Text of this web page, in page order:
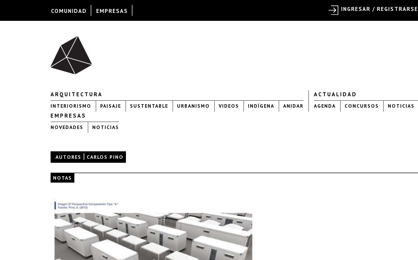
ARQUITECTURA
INTERIORISMO PAISAJE SUSTENTABLE URBANISMO VIDEOS INDÍGENA ANIDAR
ACTUALIDAD
AGENDA CONCURSOS NOTICIAS
EMPRESAS
NOVEDADES NOTICIAS
AUTORES | CARLOS PINO
NOTAS
COMUNIDAD EMPRESAS INGRESAR / REGISTRARSE